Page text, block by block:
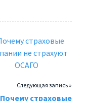
Следующая запись »
Почему страховые